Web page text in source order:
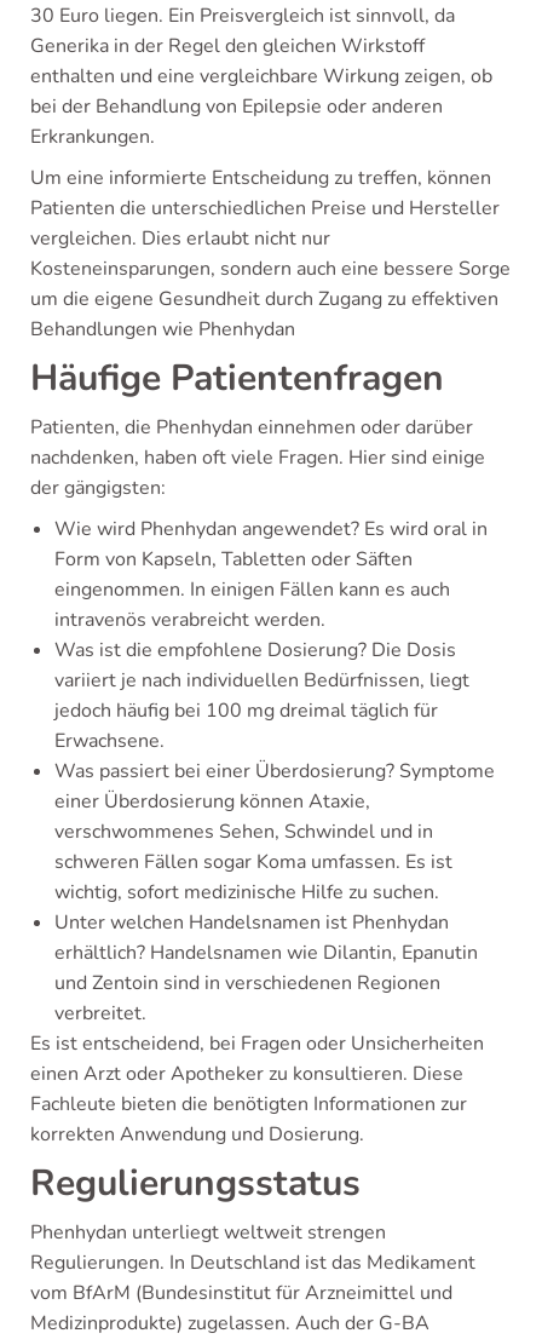
30 Euro liegen. Ein Preisvergleich ist sinnvoll, da
Generika in der Regel den gleichen Wirkstoff
enthalten und eine vergleichbare Wirkung zeigen, ob
bei der Behandlung von Epilepsie oder anderen
Erkrankungen.
Um eine informierte Entscheidung zu treffen, können
Patienten die unterschiedlichen Preise und Hersteller
vergleichen. Dies erlaubt nicht nur
Kosteneinsparungen, sondern auch eine bessere Sorge
um die eigene Gesundheit durch Zugang zu effektiven
Behandlungen wie Phenhydan
Häufige Patientenfragen
Patienten, die Phenhydan einnehmen oder darüber
nachdenken, haben oft viele Fragen. Hier sind einige
der gängigsten:
Wie wird Phenhydan angewendet? Es wird oral in
Form von Kapseln, Tabletten oder Säften
eingenommen. In einigen Fällen kann es auch
intravenös verabreicht werden.
Was ist die empfohlene Dosierung? Die Dosis
variiert je nach individuellen Bedürfnissen, liegt
jedoch häufig bei 100 mg dreimal täglich für
Erwachsene.
Was passiert bei einer Überdosierung? Symptome
einer Überdosierung können Ataxie,
verschwommenes Sehen, Schwindel und in
schweren Fällen sogar Koma umfassen. Es ist
wichtig, sofort medizinische Hilfe zu suchen.
Unter welchen Handelsnamen ist Phenhydan
erhältlich? Handelsnamen wie Dilantin, Epanutin
und Zentoin sind in verschiedenen Regionen
verbreitet.
Es ist entscheidend, bei Fragen oder Unsicherheiten
einen Arzt oder Apotheker zu konsultieren. Diese
Fachleute bieten die benötigten Informationen zur
korrekten Anwendung und Dosierung.
Regulierungsstatus
Phenhydan unterliegt weltweit strengen
Regulierungen. In Deutschland ist das Medikament
vom BfArM (Bundesinstitut für Arzneimittel und
Medizinprodukte) zugelassen. Auch der G-BA